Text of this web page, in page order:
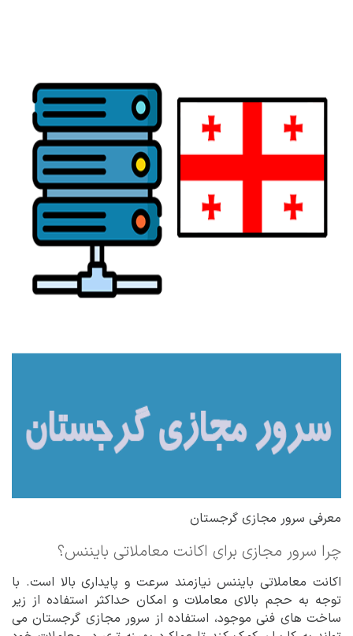
معرفی سرور مجازی گرجستان
چرا سرور مجازی برای اکانت معاملاتی بایننس؟
اکانت معاملاتی بایننس نیازمند سرعت و پایداری بالا است. با
توجه به حجم بالای معاملات و امکان حداکثر استفاده از زیر
ساخت های فنی موجود، استفاده از سرور مجازی گرجستان می